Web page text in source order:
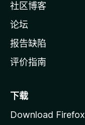
社区博客
论坛
报告缺陷
评价指南
下载
Download Firefox